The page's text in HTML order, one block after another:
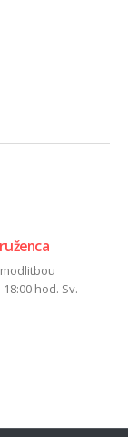
hod. Sv.